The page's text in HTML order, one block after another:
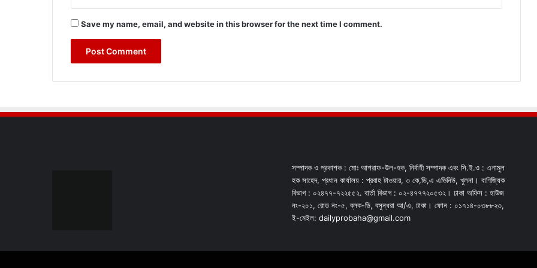
Save my name, email, and website in this browser for the next time I comment.
সম্পাদক ও প্রকাশক : মোঃ আশরাফ-উল-হক, নির্বাহী সম্পাদক এবং সি.ই.ও : এনামুল
হক সাহেদ, প্রধান কার্যালয় : প্রবাহ টাওয়ার, ৩ কে,ডি,এ এভিনিউ, খুলনা। বাণিজ্যিক
বিভাগ : ০২৪৭৭-৭২২৫৫২. বার্তা বিভাগ : ০২-৪৭৭৭২০৫৩২। ঢাকা অফিস : হাউজ
নং-২০১, রোড নং-৫, ব্লক-ডি, বসুন্ধরা আ/এ, ঢাকা। ফোন : ০১৭১৪-০৩৮৮২৩,
ই-মেইল: dailyprobaha@gmail.com